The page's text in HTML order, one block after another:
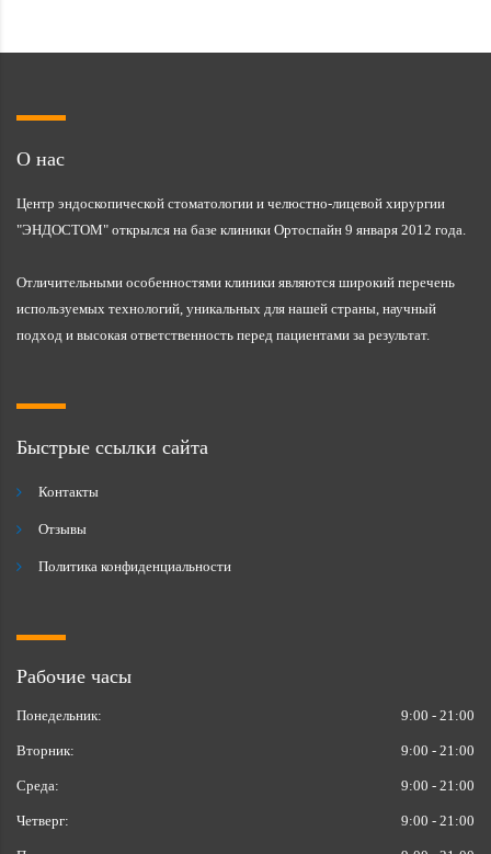
О нас
Центр эндоскопической стоматологии и челюстно-лицевой хирургии
"ЭНДОСТОМ" открылся на базе клиники Ортоспайн 9 января 2012 года.
Отличительными особенностями клиники являются широкий перечень
используемых технологий, уникальных для нашей страны, научный
подход и высокая ответственность перед пациентами за результат.
Быстрые ссылки сайта
Контакты
Отзывы
Политика конфиденциальности
Рабочие часы
Понедельник: 9:00 - 21:00
Вторник: 9:00 - 21:00
Среда: 9:00 - 21:00
Четверг: 9:00 - 21:00